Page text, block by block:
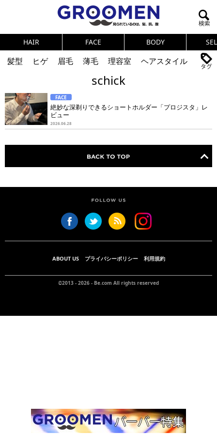
HAIR FACE BODY
髪型 ヒゲ 眉毛 薄毛 理容室
ヘアスタイル
ニオイ
連載
メンズコスメ
NEWS PICK UP 筋肉
女の本音
テストステロン
健康
スキンケア 食事
調査結果
トレーニング
好印象な男
頭皮ケア
ダイエット
理容室
schick
FACE
絶妙な深剃りできるショートホルダー「プロジスタ」レ
ビュー
2026.06.28
ABOUT US プライバシーポリシー 利用規約
©2013 - 2026 - Be.com All rights reserved